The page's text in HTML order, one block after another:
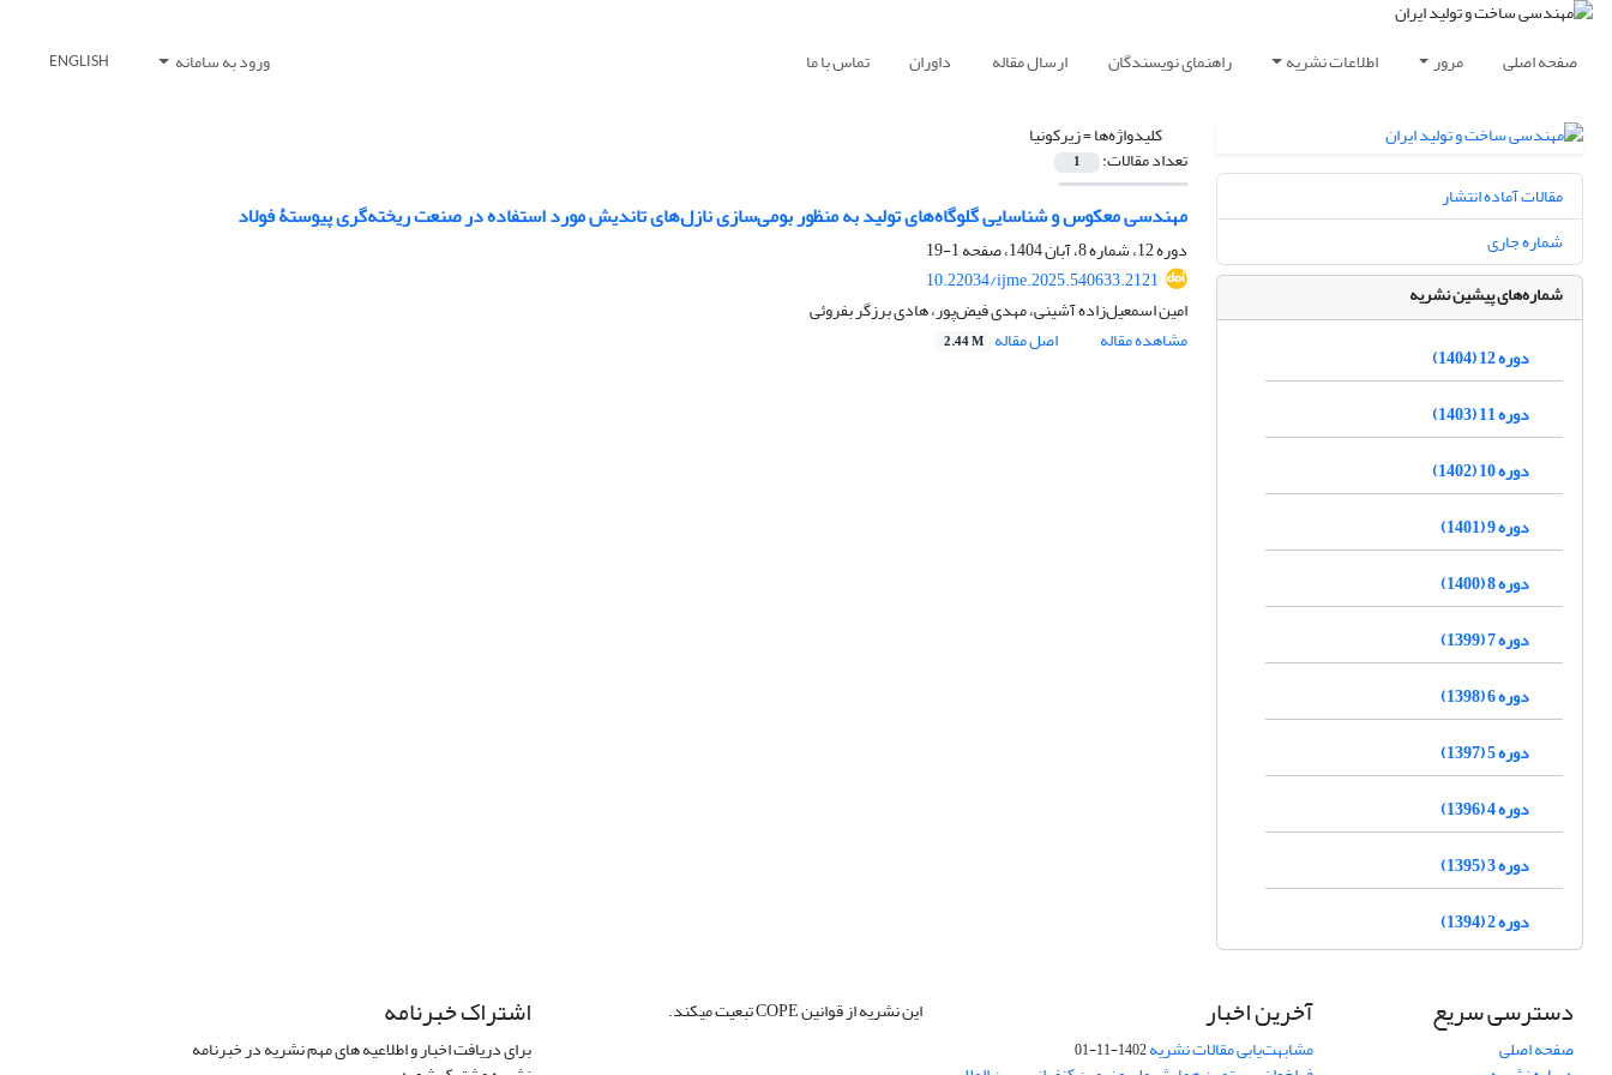
صفحه اصلی مرور اطلاعات نشریه راهنمای نویسندگان ارسال مقاله داوران تماس با ما ورود به سامانه ENGLISH
کلیدواژه‌ها =زیرکونیا
تعداد مقالات: 1
مهندسی معکوس و شناسایی گلوگاه‌های تولید به منظور بومی‌سازی نازل‌های تاندیش مورد استفاده در صنعت ریخته‌گری پیوستۀ فولاد
دوره 12، شماره 8، آبان 1404، صفحه
1-19
10.22034/ijme.2025.540633.2121
امین اسمعیل‌زاده آشینی، مهدی فیض‌پور، هادی برزگر بفروئی
مشاهده مقاله
اصل مقاله 2.44 M
مقالات آماده انتشار
شماره جاری
شماره‌های پیشین نشریه
دوره 12 (1404)
دوره 11 (1403)
دوره 10 (1402)
دوره 9 (1401)
دوره 8 (1400)
دوره 7 (1399)
دوره 6 (1398)
دوره 5 (1397)
دوره 4 (1396)
دوره 3 (1395)
دوره 2 (1394)
دسترسی سریع
صفحه اصلی
آخرین اخبار
مشابهت‌یابی مقالات نشریه1402-11-01
این نشریه از قوانین COPE تبعیت میکند. اشتراک خبرنامه
برای دریافت اخبار و اطلاعیه های مهم نشریه در خبرنامه